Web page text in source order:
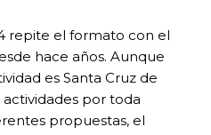
repite el formato con el
hace años. Aunque
es Santa Cruz de
por toda
propuestas, el